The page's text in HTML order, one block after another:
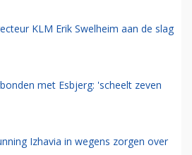
KLM Erik Swelheim aan de slag
met Esbjerg: 'scheelt zeven
Izhavia in wegens zorgen over